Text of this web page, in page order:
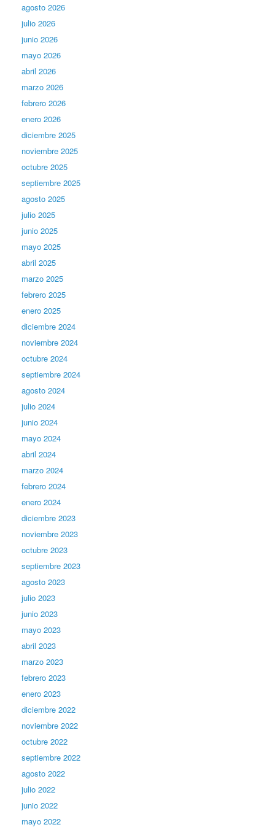
agosto 2026
julio 2026
junio 2026
mayo 2026
abril 2026
marzo 2026
febrero 2026
enero 2026
diciembre 2025
noviembre 2025
octubre 2025
septiembre 2025
agosto 2025
julio 2025
junio 2025
mayo 2025
abril 2025
marzo 2025
febrero 2025
enero 2025
diciembre 2024
noviembre 2024
octubre 2024
septiembre 2024
agosto 2024
julio 2024
junio 2024
mayo 2024
abril 2024
marzo 2024
febrero 2024
enero 2024
diciembre 2023
noviembre 2023
octubre 2023
septiembre 2023
agosto 2023
julio 2023
junio 2023
mayo 2023
abril 2023
marzo 2023
febrero 2023
enero 2023
diciembre 2022
noviembre 2022
octubre 2022
septiembre 2022
agosto 2022
julio 2022
junio 2022
mayo 2022